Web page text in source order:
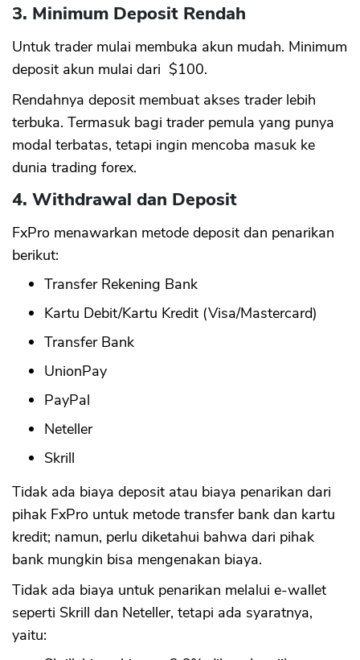
3. Minimum Deposit Rendah
Untuk trader mulai membuka akun mudah. Minimum
deposit akun mulai dari $100.
Rendahnya deposit membuat akses trader lebih
terbuka. Termasuk bagi trader pemula yang punya
modal terbatas, tetapi ingin mencoba masuk ke
dunia trading forex.
4. Withdrawal dan Deposit
FxPro menawarkan metode deposit dan penarikan
berikut:
Transfer Rekening Bank
Kartu Debit/Kartu Kredit (Visa/Mastercard)
Transfer Bank
UnionPay
PayPal
Neteller
Skrill
Tidak ada biaya deposit atau biaya penarikan dari
pihak FxPro untuk metode transfer bank dan kartu
kredit; namun, perlu diketahui bahwa dari pihak
bank mungkin bisa mengenakan biaya.
Tidak ada biaya untuk penarikan melalui e-wallet
seperti Skrill dan Neteller, tetapi ada syaratnya,
yaitu: